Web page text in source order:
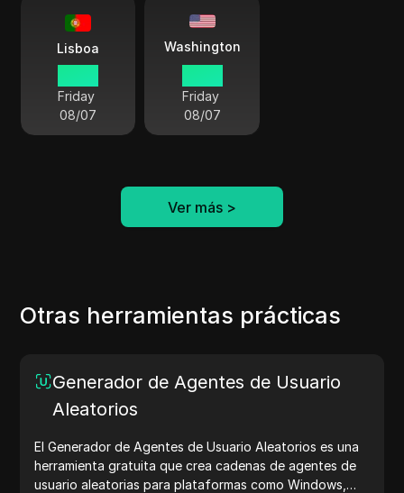
Lisboa
Friday
08/07
Washington
Friday
08/07
Ver más >
Otras herramientas prácticas
Generador de Agentes de Usuario
Aleatorios
El Generador de Agentes de Usuario Aleatorios es una
herramienta gratuita que crea cadenas de agentes de
usuario aleatorias para plataformas como Windows,